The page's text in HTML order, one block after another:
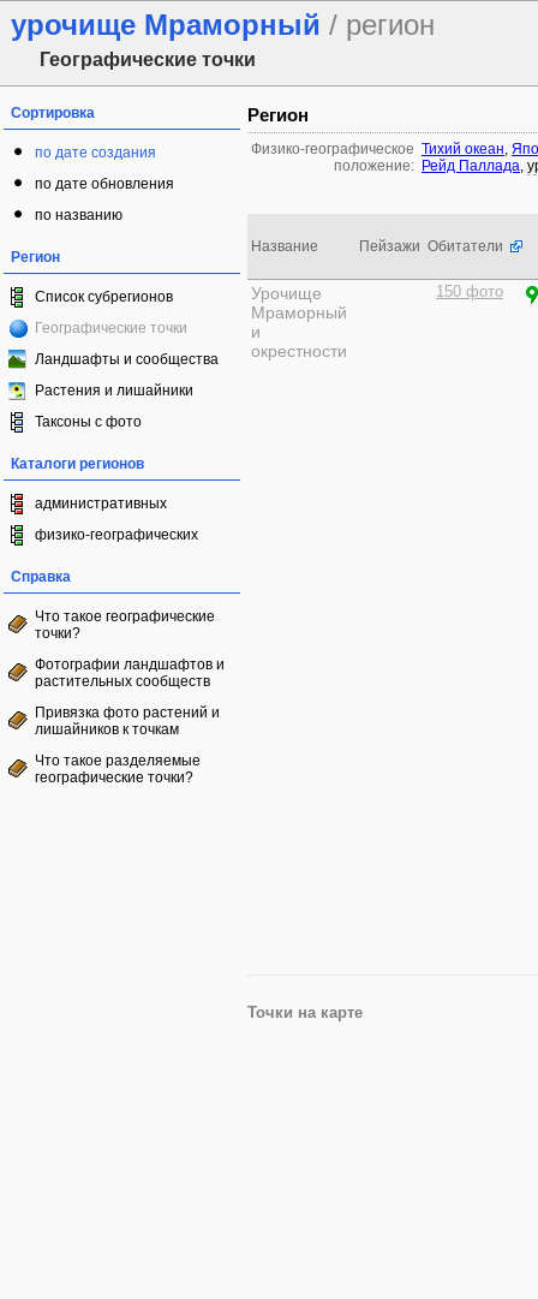
урочище Мраморный / регион
Географические точки
Сортировка
по дате создания
по дате обновления
по названию
Регион
Список субрегионов
Географические точки
Ландшафты и сообщества
Растения и лишайники
Таксоны с фото
Каталоги регионов
административных
физико-географических
Справка
Что такое географические
точки?
Фотографии ландшафтов и
растительных сообществ
Привязка фото растений и
лишайников к точкам
Что такое разделяемые
географические точки?
Регион
Физико-географическое
положение:
Тихий океан,
Рейд Паллада,
Название Пейзажи Обитатели
Урочище
Мраморный
и
окрестности
150 фото
Точки на карте